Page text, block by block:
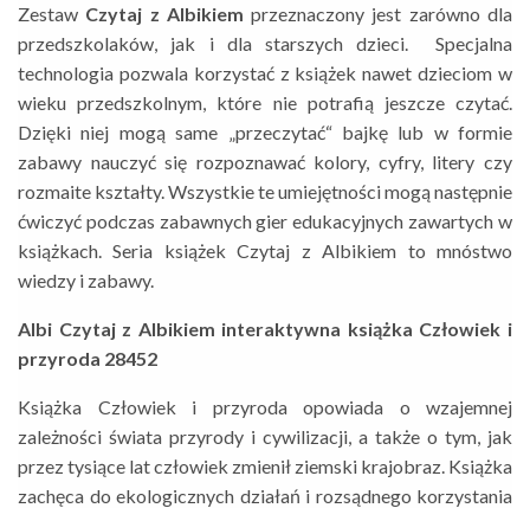
Zestaw Czytaj z Albikiem przeznaczony jest zarówno dla
przedszkolaków, jak i dla starszych dzieci. Specjalna
technologia pozwala korzystać z książek nawet dzieciom w
wieku przedszkolnym, które nie potrafią jeszcze czytać.
Dzięki niej mogą same „przeczytać“ bajkę lub w formie
zabawy nauczyć się rozpoznawać kolory, cyfry, litery czy
rozmaite kształty. Wszystkie te umiejętności mogą następnie
ćwiczyć podczas zabawnych gier edukacyjnych zawartych w
książkach. Seria książek Czytaj z Albikiem to mnóstwo
wiedzy i zabawy.
Albi Czytaj z Albikiem interaktywna książka Człowiek i
przyroda 28452
Książka Człowiek i przyroda opowiada o wzajemnej
zależności świata przyrody i cywilizacji, a także o tym, jak
przez tysiące lat człowiek zmienił ziemski krajobraz. Książka
zachęca do ekologicznych działań i rozsądnego korzystania